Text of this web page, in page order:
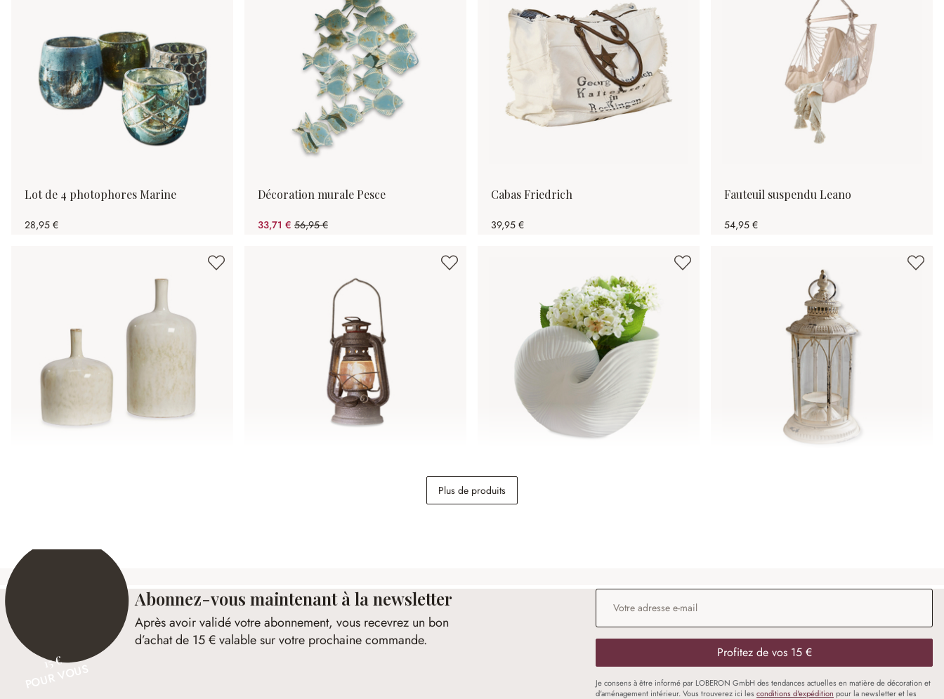
Lot de 4 photophores Marine
28,95 €
Décoration murale Pesce
33,71 € 56,95 €
(40.81%spared)
Cabas Friedrich
39,95 €
Fauteuil suspendu Leano
54,95 €
Cache-pot Manteur
Plus de produits
15 €
Abonnez-vous maintenant à la newsletter
Après avoir validé votre abonnement, vous recevrez un bon
d’achat de 15 € valable sur votre prochaine commande.
Adresse e-mail
Profitez de vos 15 €
Je consens à être informé par LOBERON GmbH des tendances actuelles en matière de décoration et
d'aménagement intérieur. Vous trouverez ici les conditions d'expédition pour la newsletter et les